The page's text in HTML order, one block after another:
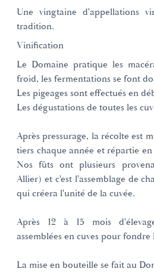
Une vingtaine d'appellations
tradition.
Vinification
Le Domaine pratique les
froid, les fermentations se font
Les pigeages sont effectués en
Les dégustations de toutes les
Après pressurage, la récolte est
tiers chaque année et répartie
Nos fûts ont plusieurs
Allier) et c'est l'assemblage de
qui créera l'unité de la cuvée.
Après 12 à 15 mois
assemblées en cuves pour fondre
La mise en bouteille se fait au